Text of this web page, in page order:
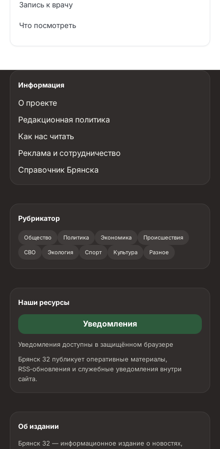
Запись к врачу
Что посмотреть
Информация
О проекте
Редакционная политика
Как нас читать
Реклама и сотрудничество
Справочник Брянска
Рубрикатор
Общество Политика Экономика Происшествия
СВО Экология Спорт Культура Разное
Наши ресурсы
Уведомления
Уведомления доступны в защищённом браузере
Брянск 32 публикует оперативные материалы,
RSS‑обновления и служебные уведомления внутри
сайта.
Об издании
Брянск 32 — информационное издание о новостях,